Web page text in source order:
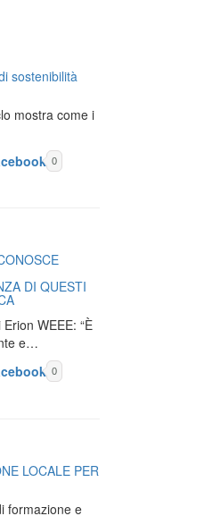
sostenibilità
mostra come i
0
DI QUESTI
WEEE: “È
e…
0
LOCALE PER
formazione e